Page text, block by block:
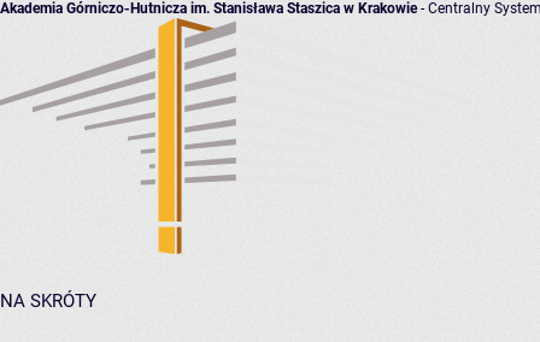
Akademia Górniczo-Hutnicza im. Stanisława Staszica w Krakowie- Centralny
NA SKRÓTY